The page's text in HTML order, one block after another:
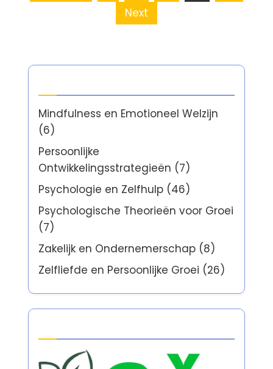
Next
Mindfulness en Emotioneel Welzijn
(6)
Persoonlijke
Ontwikkelingsstrategieën (7)
Psychologie en Zelfhulp (46)
Psychologische Theorieën voor Groei
(7)
Zakelijk en Ondernemerschap (8)
Zelfliefde en Persoonlijke Groei (26)